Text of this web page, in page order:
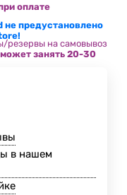
оплате
не предустановлено
резервы на самовывоз
занять 20-30
в нашем